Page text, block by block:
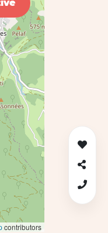
contributors